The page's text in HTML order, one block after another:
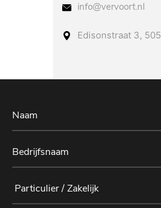
info@vervoort.nl
Edisonstraat 3,